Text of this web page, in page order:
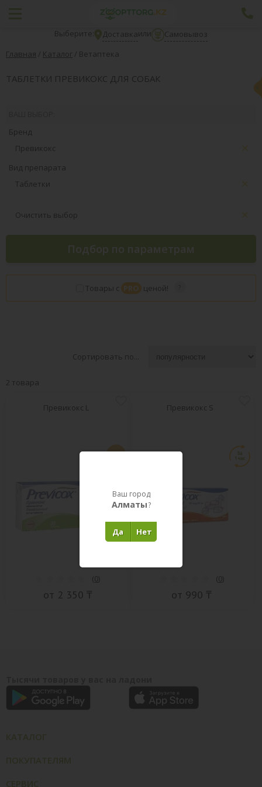
Выберите: Доставкаили
Самовывоз
Главная / Каталог / Ветаптека
ТАБЛЕТКИ ПРЕВИКОКС ДЛЯ СОБАК
Бренд
Превикокс
Вид препарата
Таблетки
Очистить выбор
Подбор по параметрам
Товары с PRO ценой!
Сортировать по...
2 товара
Превикокс L
PRO
(0)
от 2 350 ₸
Превикокс S
(0)
от 990 ₸
Ваш город
Алматы?
Нет
Да